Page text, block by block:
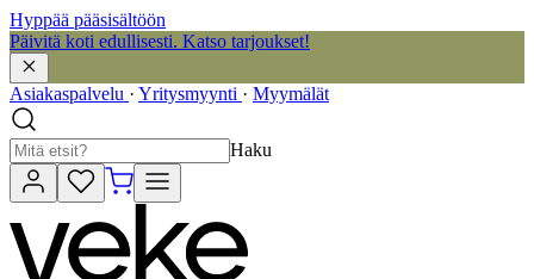
Hyppää pääsisältöön
Päivitä koti edullisesti. Katso tarjoukset!
Asiakaspalvelu · Yritysmyynti · Myymälät
Haku